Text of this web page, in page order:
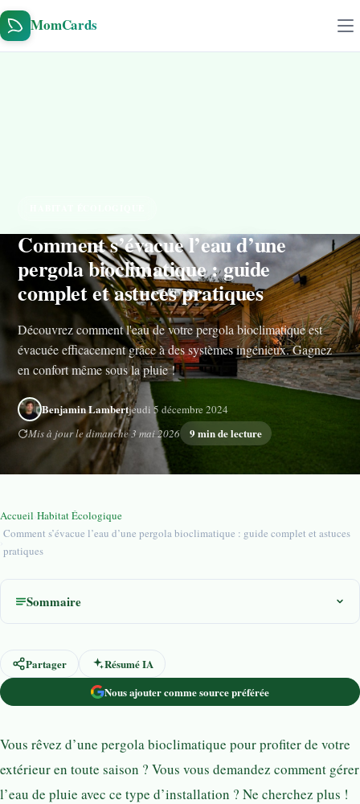
Aller au contenu
MomCards
Comment s’évacue l’eau d’une
pergola bioclimatique : guide
complet et astuces pratiques
Découvrez comment l'eau de votre pergola bioclimatique est
évacuée efficacement grâce à des systèmes ingénieux. Gagnez
en confort même sous la pluie !
Benjamin Lambertjeudi 5 décembre 2024
Mis à jour le dimanche 3 mai 2026
9 min de lecture
Accueil Habitat Écologique
Comment s’évacue l’eau d’une pergola bioclimatique : guide complet et astuces
pratiques
Sommaire
Partager
Résumé IA
Nous ajouter comme source préférée
Vous rêvez d’une pergola bioclimatique pour profiter de votre
extérieur en toute saison ? Vous vous demandez comment gérer
l’eau de pluie avec ce type d’installation ? Ne cherchez plus !